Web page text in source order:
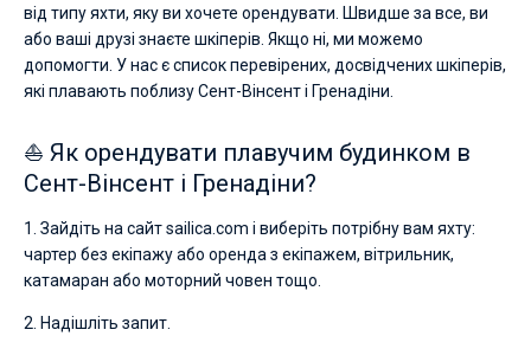
від типу яхти, яку ви хочете орендувати. Швидше за все, ви
або ваші друзі знаєте шкіперів. Якщо ні, ми можемо
допомогти. У нас є список перевірених, досвідчених шкіперів,
які плавають поблизу Сент-Вінсент і Гренадіни.
⛵ Як орендувати плавучим будинком в
Сент-Вінсент і Гренадіни?
1. Зайдіть на сайт sailica.com і виберіть потрібну вам яхту:
чартер без екіпажу або оренда з екіпажем, вітрильник,
катамаран або моторний човен тощо.
2. Надішліть запит.